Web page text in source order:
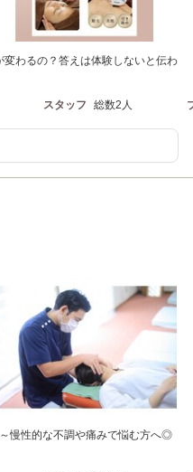
わるの？答えは体験しないと伝わ
スタッフ 総数2人
慢性的な不調や痛みで悩む方へ◎